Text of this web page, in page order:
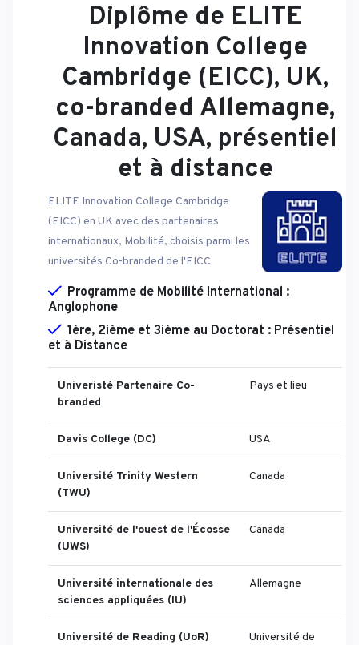
Diplôme de ELITE
Innovation College
Cambridge (EICC), UK,
co-branded Allemagne,
Canada, USA, présentiel
et à distance
ELITE Innovation College Cambridge
(EICC) en UK avec des partenaires
internationaux, Mobilité, choisis parmi les
universités Co-branded de l'EICC
Programme de Mobilité International :
Anglophone
1ère, 2ième et 3ième au Doctorat : Présentiel
et à Distance
Univeristé Partenaire Co-
branded
Pays et lieu
Davis College (DC) USA
Université Trinity Western
(TWU)
Canada
Université de l'ouest de l'Écosse
(UWS)
Canada
Université internationale des
sciences appliquées (IU)
Allemagne
Université de Reading (UoR)
Université de